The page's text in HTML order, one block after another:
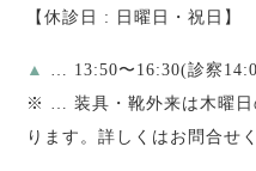
【休診日 : 日曜日・祝日】
▲
… 13:50〜16:30(診察
※ … 装具・靴外来は木曜日
ります。詳しくはお問合せ